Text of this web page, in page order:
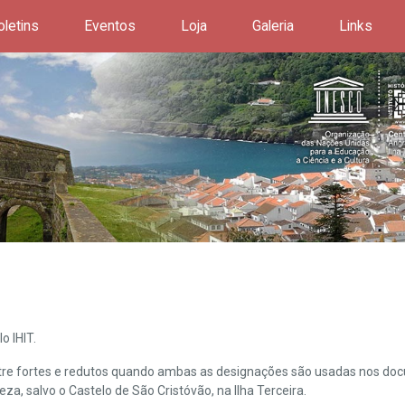
Eventos Loja Galeria Links
IHIT.
fortes e redutos quando ambas as designações são usadas nos
salvo o Castelo de São Cristóvão, na Ilha Terceira.